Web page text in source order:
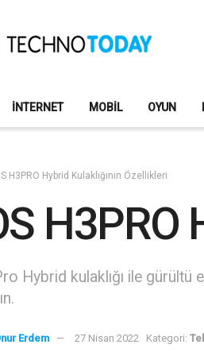
İNTERNET MOBIL OYUN
H3PRO Hybrid Kulaklığının Özellikleri
H3PRO
Hybrid kulaklığı ile
Erdem 27 Nisan 2022 Kategori: